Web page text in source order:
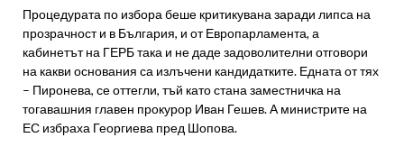
Процедурата по избора беше критикувана заради липса на
прозрачност и в България, и от Европарламента, а
кабинетът на ГЕРБ така и не даде задоволителни отговори
на какви основания са излъчени кандидатките. Едната от тях
– Пиронева, се оттегли, тъй като стана заместничка на
тогавашния главен прокурор Иван Гешев. А министрите на
ЕС избраха Георгиева пред Шопова.